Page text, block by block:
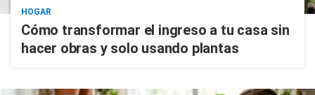
HOGAR
Cómo transformar el ingreso a tu casa sin
hacer obras y solo usando plantas